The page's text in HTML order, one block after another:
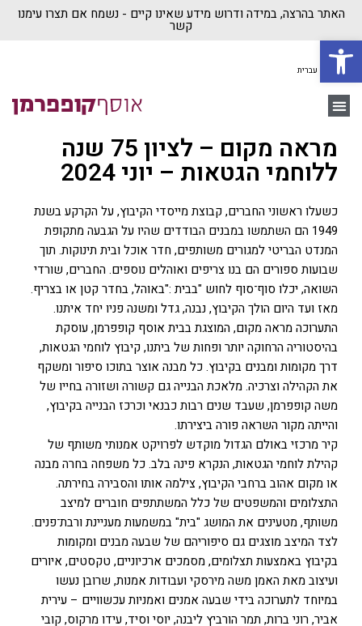
האתר בהרצה, במידה ודרוש מידע שאינו קיים - נשמח אם תצרו עימנו
קשר
עברית
מראה מקום – לציון 75 שנה
ללוחמי הגטאות – יוני 2024
כשעלו ראשוני החברים, קבוצת מייסדי הקיבוץ, על הקרקע בשנת
1949 הם השתמשו במבנים הבודדים שהיו על הגבעה מתקופת
המנדט הבריטי למגורים משותפים, חדר אוכל ובית תינוקות. תוך
שבועות ספורים הם בנו צריפים ואוהלים נוספים. החברים, שורדי
השואה, יכלו סוף־סוף לחוש "בבית :"באוהל, בחדר קטן או בצריף.
מאז ועד היום הולך הקיבוץ, נבנה, גדל ומשנה פניו יחד איתנו.
התערוכה מראה מקום, המוצגת בבית אוסף קופפרמן, עוסקת
בהיסטוריה הרחוקה יותר ופחות של ביתנו, קיבוץ לוחמי הגטאות,
דרך מקומות ומבנים בקיבוץ. כל מבנה אוצר בתוכו סיפור ומשקף
את הקהילה וצרכיה. מלאכת הבנייה גם קשורה ושזורה בחייו של
משה קופפרמן, שעבד שנים רבות כבנאי וכרכז הבנייה בקיבוץ,
והייתה מקור השראה פורה ביצירתו.
קיר מרכזי באולם הגדול מוקדש לפרויקט אמנותי משותף של
קהילת לוחמי הגטאות, הנקרא פינה בלב. כל משפחה בחרה מבנה
או מקום אהוב ברחבי הקיבוץ, צילמה אותו והסבירה בחירתה.
התצלומים והמשפטים של כלל המשתתפים חוברים למיצב
משותף, מטעינים את המושג "בית" במשמעות מעניינת ורבת־פנים.
לצד המיצב מוצגים גם סיפוריהם של שבעה מבנים ומקומות
בקיבוץ באמצעות תצלומים, מסמכים ארכיוניים, טקסטים, איורים
ועיצוב מאת האמן משה מירסקי ועבודות אמנות, שרובן נעשו
במיוחד לתערוכה בידי שבעה אמנים ואמניות עכשוויים – עירית
אביר, רוני ברות, תמר הורביץ ליבנה, יוסי וסיד, עידו מרקוס, קובי
פתח סרגל נגישות